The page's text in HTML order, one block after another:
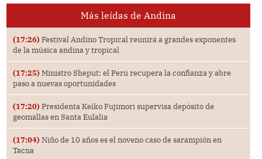
Más leídas de Andina
(17:26) Festival Andino Tropical reunirá a grandes exponentes
de la música andina y tropical
(17:25) Ministro Sheput: el Perú recupera la confianza y abre
paso a nuevas oportunidades
(17:20) Presidenta Keiko Fujimori supervisa depósito de
geomallas en Santa Eulalia
(17:04) Niño de 10 años es el noveno caso de sarampión en
Tacna